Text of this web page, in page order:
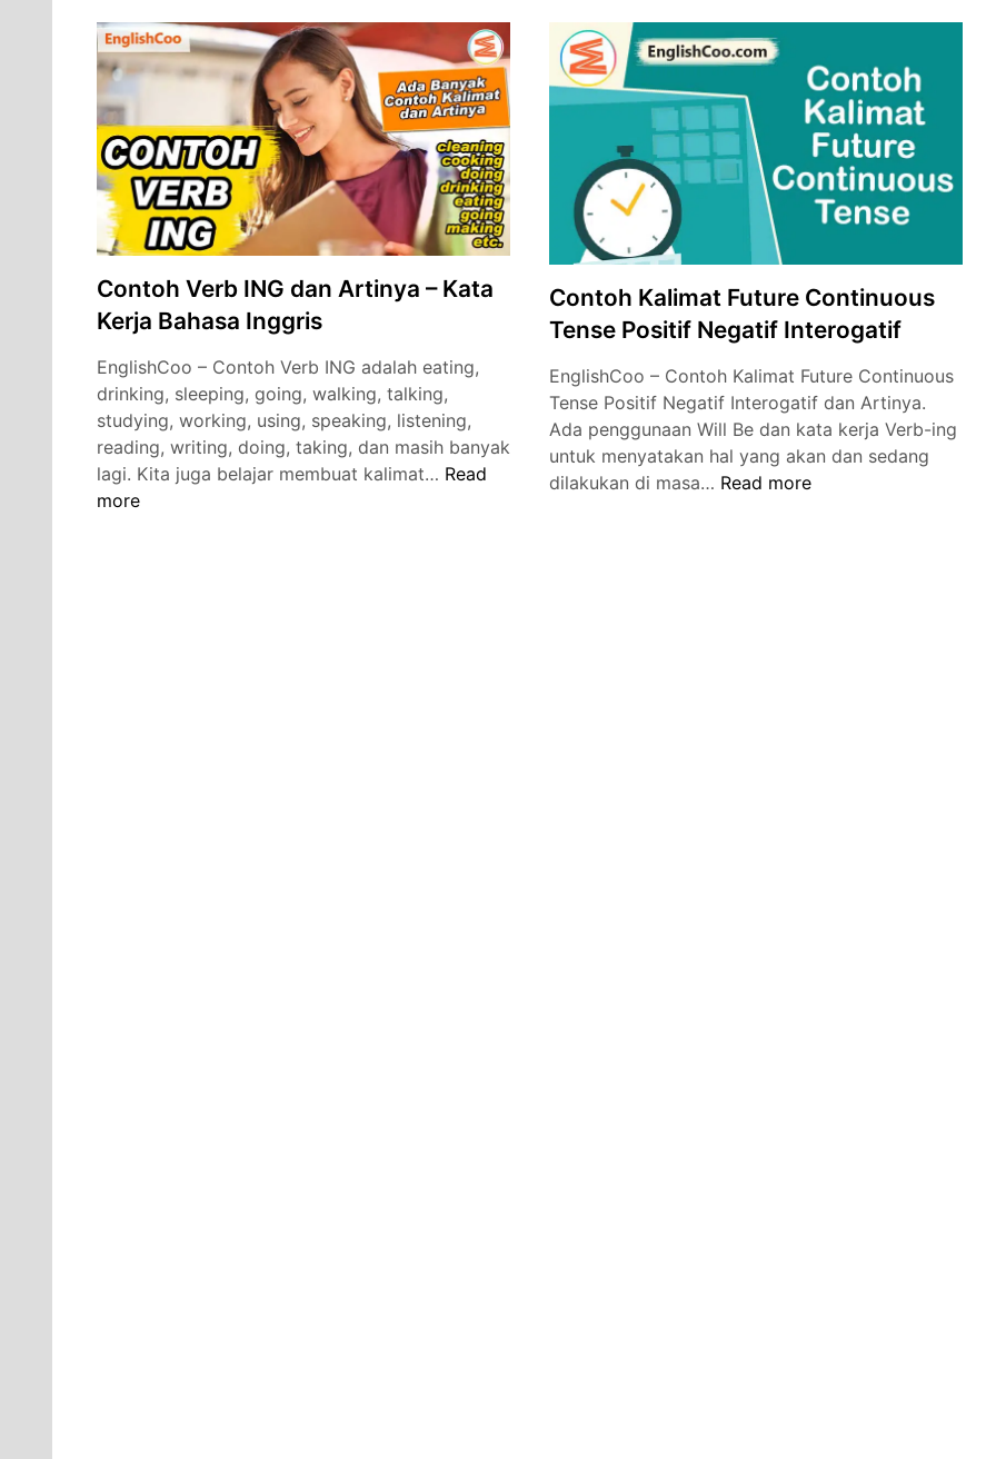
Would
dalam
Bahasa
Inggris
Would
dalam
Inggris
Contoh Verb ING dan Artinya – Kata
Kerja Bahasa Inggris
EnglishCoo – Contoh Verb ING adalah eating,
drinking, sleeping, going, walking, talking,
studying, working, using, speaking, listening,
reading, writing, doing, taking, dan masih banyak
lagi. Kita juga belajar membuat kalimat… Contoh
Read
more
Contoh Kalimat Future Continuous
Tense Positif Negatif Interogatif
EnglishCoo – Contoh Kalimat Future Continuous
Tense Positif Negatif Interogatif dan Artinya.
Ada penggunaan Will Be dan kata kerja Verb-ing
untuk menyatakan hal yang akan dan sedang
dilakukan di masa… Contoh
Read more